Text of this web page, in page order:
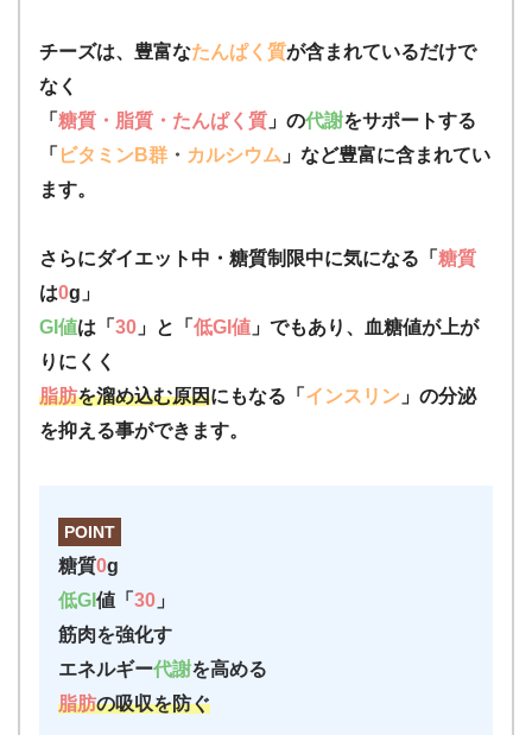
チーズは、豊富なたんぱく質が含まれているだけで
なく
「 糖質・脂質・たんぱく質 」の代謝をサポートする
「 ビタミンB群 ・ カルシウム 」など豊富に含まれてい
ます。
さらにダイエット中・糖質制限中に気になる「 糖質
は0g」
GI値は「 30 」と「 低GI値 」でもあり、血糖値が上が
りにくく
脂肪を溜め込む原因にもなる「 インスリン 」の分泌
を抑える事ができます。
POINT
糖質0g
低GI 値「 30 」
筋肉を強化す
エネルギー代謝を高める
脂肪の吸収を防ぐ